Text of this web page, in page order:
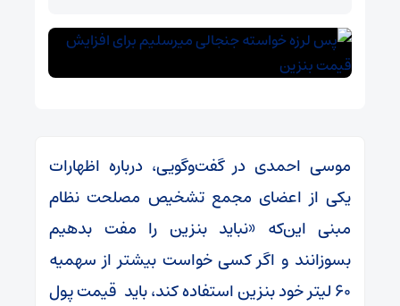
موسی احمدی در گفت‌وگویی، درباره اظهارات
یکی از اعضای مجمع تشخیص مصلحت نظام
مبنی این‌که‌ «نباید بنزین را مفت بدهیم
بسوزانند و اگر کسی خواست بیشتر از سهمیه
۶۰ لیتر خود بنزین استفاده کند، باید قیمت پول